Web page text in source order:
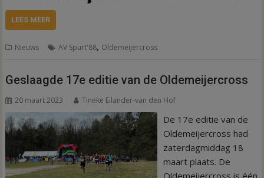
LEES MEER
Nieuws AV Spurt'88, Oldemeijercross
Geslaagde 17e editie van de Oldemeijercross
20 maart 2023 Tineke Eilander-van den Hof
De 17e editie van de
Oldemeijercross had
zaterdagmiddag 18
maart plaats. De
Oldemeijercross is één